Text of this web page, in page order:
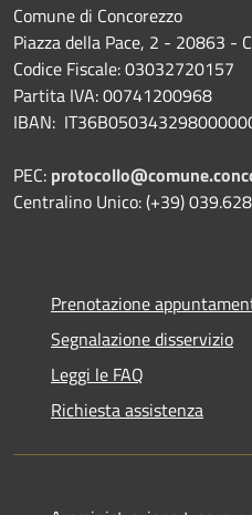
Comune di Concorezzo
Piazza della Pace, 2 - 20863 -
Codice Fiscale: 03032720157
Partita IVA: 00741200968
IBAN:
PEC:
Centralino Unico: (+39)
Prenotazione
Segnalazione disservizio
Leggi le FAQ
Richiesta assistenza